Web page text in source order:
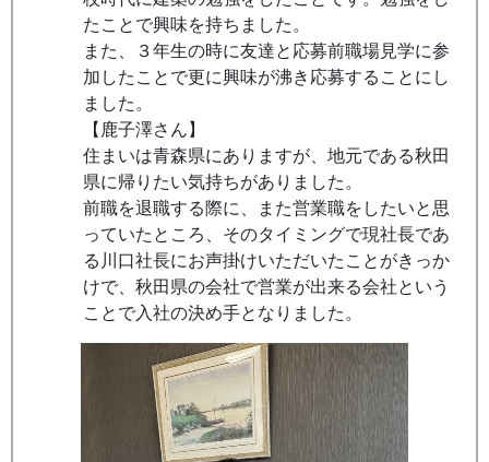
たことで興味を持ちました。
また、３年生の時に友達と応募前職場見学に参
加したことで更に興味が沸き応募することにし
ました。
【鹿子澤さん】
住まいは青森県にありますが、地元である秋田
県に帰りたい気持ちがありました。
前職を退職する際に、また営業職をしたいと思
っていたところ、そのタイミングで現社長であ
る川口社長にお声掛けいただいたことがきっか
けで、秋田県の会社で営業が出来る会社という
ことで入社の決め手となりました。